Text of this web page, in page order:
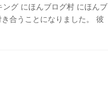
グ にほんブログ村 にほんブ
合うことになりました。 彼